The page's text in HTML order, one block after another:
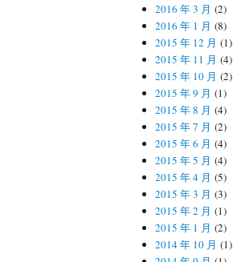
2016 年 3 月 (2)
2016 年 1 月 (8)
2015 年 12 月 (1)
2015 年 11 月 (4)
2015 年 10 月 (2)
2015 年 9 月 (1)
2015 年 8 月 (4)
2015 年 7 月 (2)
2015 年 6 月 (4)
2015 年 5 月 (4)
2015 年 4 月 (5)
2015 年 3 月 (3)
2015 年 2 月 (1)
2015 年 1 月 (2)
2014 年 10 月 (1)